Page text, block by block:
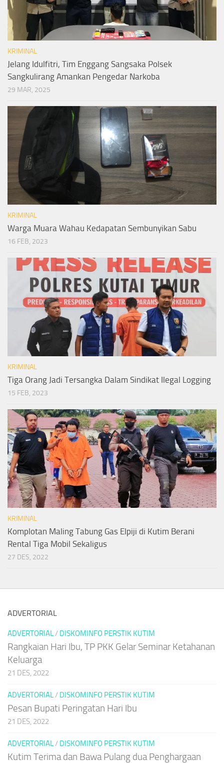
KRIMINAL
Jelang Idulfitri, Tim Enggang Sangsaka Polsek
Sangkulirang Amankan Pengedar Narkoba
29 MAR, 2025
KRIMINAL
Warga Muara Wahau Kedapatan Sembunyikan Sabu
16 FEB, 2023
KRIMINAL
Tiga Orang Jadi Tersangka Dalam Sindikat Ilegal Logging
15 FEB, 2023
KRIMINAL
Komplotan Maling Tabung Gas Elpiji di Kutim Berani
Rental Tiga Mobil Sekaligus
27 DES, 2022
ADVERTORIAL
ADVERTORIAL/ DISKOMINFO PERSTIK KUTIM
Rangkaian Hari Ibu, TP PKK Gelar Seminar Ketahanan
Keluarga
21 DES, 2022
ADVERTORIAL/ DISKOMINFO PERSTIK KUTIM
Pesan Bupati Peringatan Hari Ibu
21 DES, 2022
ADVERTORIAL/ DISKOMINFO PERSTIK KUTIM
Kutim Terima dan Bawa Pulang dua Penghargaan